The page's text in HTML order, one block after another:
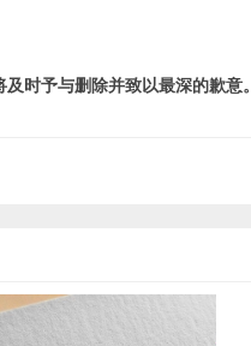
时予与删除并致以最深的歉意。